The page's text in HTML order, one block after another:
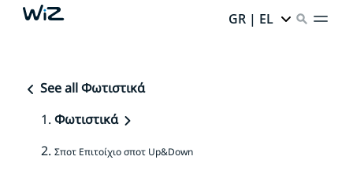
GR | EL
See all Φωτιστικά
Φωτιστικά
Σποτ Επιτοίχιο σποτ Up&Down